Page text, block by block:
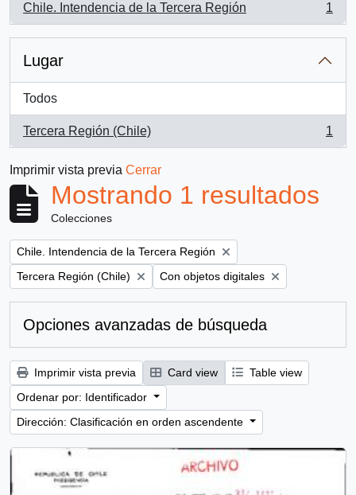
Chile. Intendencia de la Tercera Región
, 1 resultados
1
Lugar
Todos
Tercera Región (Chile)
, 1 resultados
1
Imprimir vista previa Cerrar
Mostrando 1 resultados
Colecciones
Remove filter:
Chile. Intendencia de la Tercera Región
Remove filter:
Tercera Región (Chile) Remove filter:
Con objetos digitales
Opciones avanzadas de búsqueda
Imprimir vista previa Card view
Table view
Ordenar por: Identificador
Dirección: Clasificación en orden ascendente